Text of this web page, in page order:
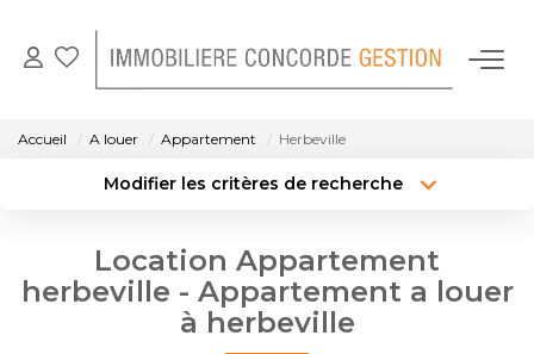
GESTION LOCATIVE
NOTRE AGENCE
CONTACT
Accueil A louer Appartement Herbeville
Modifier les critères de recherche
Surface min Budget max
Plus de critères Créer une alerte
Location Appartement
herbeville - Appartement a louer
à herbeville